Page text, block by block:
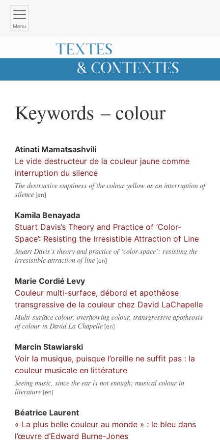
Menu
Keywords – colour
Atinati Mamatsashvili
Le vide destructeur de la couleur jaune comme
interruption du silence
The destructive emptiness of the colour yellow as an interruption of
silence
Kamila Benayada
Stuart Davis’s Theory and Practice of ‘Color-
Space’: Resisting the Irresistible Attraction of Line
Stuart Davis’s theory and practice of ‘color-space’: resisting the
irresistible attraction of line
Marie Cordié Levy
Couleur multi-surface, débord et apothéose
transgressive de la couleur chez David LaChapelle
Multi-surface colour, overflowing colour, transgressive apotheosis
of colour in David La Chapelle
Marcin Stawiarski
Voir la musique, puisque l’oreille ne suffit pas : la
couleur musicale en littérature
Seeing music, since the ear is not enough: musical colour in
literature
Béatrice Laurent
« La plus belle couleur au monde » : le bleu dans
l’œuvre d’Edward Burne-Jones